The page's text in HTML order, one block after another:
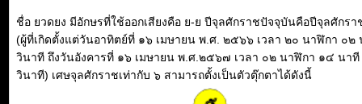
ชื่อ ยวดยง มีอักษรที่ใช้ออกเสียงคือ ย-ย ปีจุลศักราชปัจจุบันคือปีจุลศักร
(ผู้ที่เกิดตั้งแต่วันอาทิตย์ที่ ๑๖ เมษายน พ.ศ. ๒๕๖๖ เวลา ๒๐ นาฬิกา ๐๒
วินาที ถึงวันอังคารที่ ๑๖ เมษายน พ.ศ.๒๕๖๗ เวลา ๐๒ นาฬิกา ๑๔ นา
วินาที) เศษจุลศักราชเท่ากับ ๖ สามารถตั้งเป็นตัวตุ๊กตาได้ดังนี้